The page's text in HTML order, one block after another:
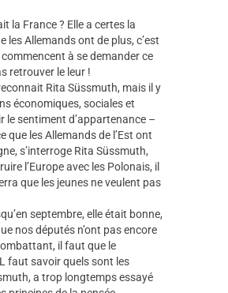
la France ? Elle a certes la
les Allemands ont de plus, c’est
à se demander ce
retrouver le leur !
Rita Süssmuth, mais il y
économiques, sociales et
le sentiment d’appartenance –
que les Allemands de l’Est ont
s’interroge Rita Süssmuth,
l’Europe avec les Polonais, il
que les jeunes ne veulent pas
septembre, elle était bonne,
nos députés n’ont pas encore
il faut que le
faut savoir quels sont les
a trop longtemps essayé